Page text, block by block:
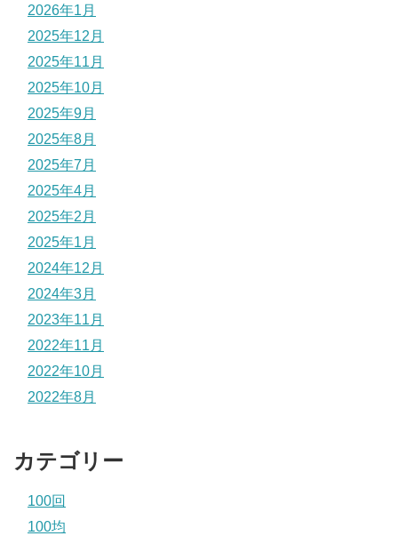
2026年1月
2025年12月
2025年11月
2025年10月
2025年9月
2025年8月
2025年7月
2025年4月
2025年2月
2025年1月
2024年12月
2024年3月
2023年11月
2022年11月
2022年10月
2022年8月
カテゴリー
100回
100均